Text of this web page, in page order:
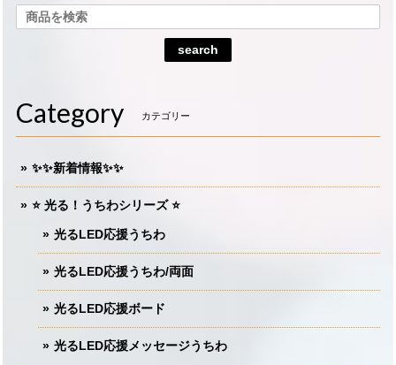
search
Category カテゴリー
✨✨新着情報✨✨
⭐️ 光る！うちわシリーズ ⭐️
光るLED応援うちわ
光るLED応援うちわ/両面
光るLED応援ボード
光るLED応援メッセージうちわ